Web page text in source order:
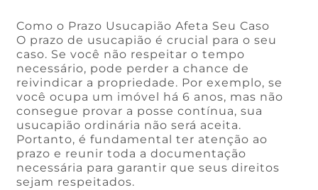
Como o Prazo Usucapião Afeta Seu Caso
O prazo de usucapião é crucial para o seu
caso. Se você não respeitar o tempo
necessário, pode perder a chance de
reivindicar a propriedade. Por exemplo, se
você ocupa um imóvel há 6 anos, mas não
consegue provar a posse contínua, sua
usucapião ordinária não será aceita.
Portanto, é fundamental ter atenção ao
prazo e reunir toda a documentação
necessária para garantir que seus direitos
sejam respeitados.